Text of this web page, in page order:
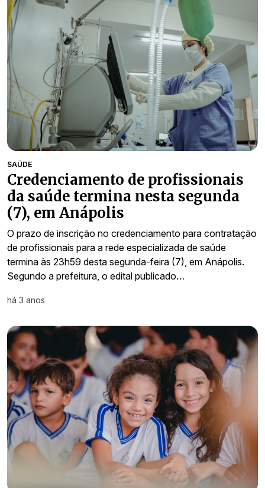
SAÚDE
Credenciamento de profissionais
da saúde termina nesta segunda
(7), em Anápolis
O prazo de inscrição no credenciamento para contratação
de profissionais para a rede especializada de saúde
termina às 23h59 desta segunda-feira (7), em Anápolis.
Segundo a prefeitura, o edital publicado…
há 3 anos